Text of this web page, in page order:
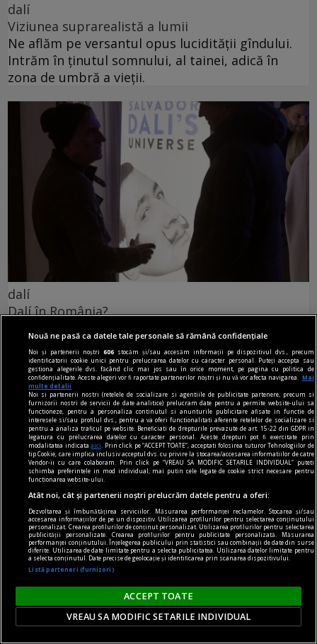
dalí
Viziunea suprarealistă a lumii
Ne aflăm pe versantul opus lucidității gîndului.
Intrăm în ținutul somnului, al tainei, adică în
zona de umbră a vieții.
dalí
Dalí în România?
Dacă ar fi să căutăm influența lui Dalí în arta
românească, este necesar ca mai întîi să
înțelegem cine și ce a fost Salvador Dalí.
Mințile înfierbîntate
Cu alte cuvinte, cum diferă noile forme de
fanatism de cele din trecut?
Nouă ne pasă ca datele tale personale să rămână confidențiale
Noi și partenerii noștri606 stocăm și/sau accesăm informații pe dispozitivul dvs., precum
identificatorii cookie unici pentru prelucrarea datelor cu caracter personal. Puteți accepta sau
gestiona alegerile dvs. făcând clic mai jos sau în orice moment, pe pagina cu politica de
confidențialitate. Aceste alegeri vor fi raportate partenerilor noștri și nu vă vor afecta navigarea.
Mai
multe detalii
Noi si partenerii nostri (retelele de socializare si agentiile de publicitate partenere, precum si
furnizorii nostri de servicii de date analitice) prelucram date pentru a permite website-ului sa
functioneze, pentru a personaliza continutul si anunturile publicitare afisate in functie de
interesele si/sau profilul dvs., pentru a va oferi functionalitati aferente retelelor de socializare si
pentru a analiza traficul pe website. Beneficiati de drepturile prevazute de art. 15-22 din GDPR in
legatura cu prelucrarea datelor cu caracter personal. Aceste drepturi pot fi exercitate prin
modalitatea indicataaici
. Prin click pe “ACCEPT TOATE”, acceptati folosirea tuturor Tehnologiilor de
tip Cookie, care implica inclusiv acceptul dvs. cu privire la stocarea/accesarea informatiilor de catre
Vendor-ii cu care colaboram. Prin click pe “VREAU SA MODIFIC SETARILE INDIVIDUAL” puteti
schimba preferintele in mod individual, mai putin cele legate de cookie strict necesare pentru
functionarea website-ului.
Atât noi, cât și partenerii noștri prelucrăm datele pentru a oferi:
Dezvoltarea și îmbunătățirea serviciilor. Măsurarea performanței reclamelor. Stocarea și/sau
accesarea informațiilor de pe un dispozitiv. Utilizarea profilurilor pentru selectarea conținutului
personalizat. Crearea profilurilor de conținut personalizat. Utilizarea profilurilor pentru selectarea
publicității personalizate. Crearea profilurilor pentru publicitate personalizată. Măsurarea
performanței conținutului. Înțelegerea publicului prin statistici sau combinații de date din surse
diferite. Utilizarea de date limitate pentru a selecta publicitatea. Utilizarea datelor limitate pentru
a selecta conținutul. Date precise de geolocație și identificarea prin scanarea dispozitivului.
Listă parteneri (furnizori)
ACCEPT TOATE
VREAU SA MODIFIC SETARILE INDIVIDUAL